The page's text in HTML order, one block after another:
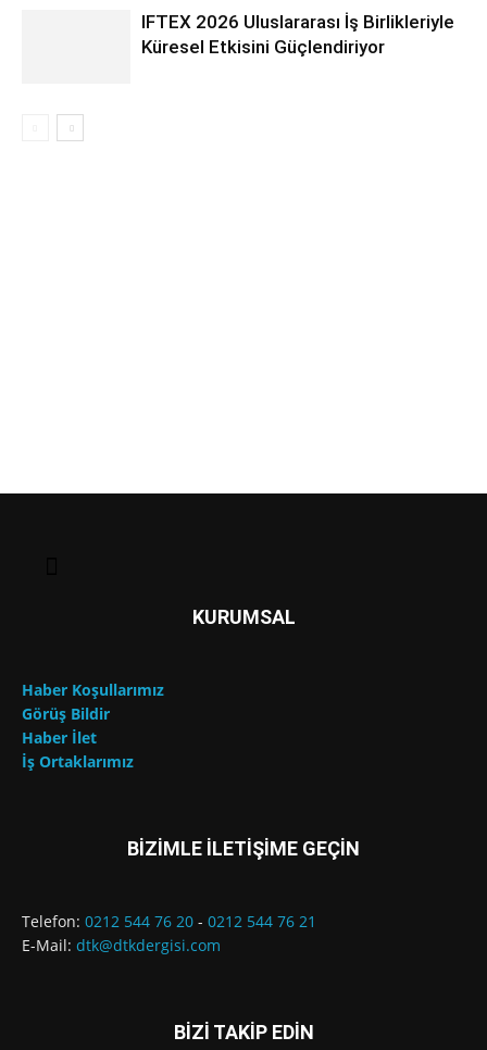
IFTEX 2026 Uluslararası İş Birlikleriyle
Küresel Etkisini Güçlendiriyor
KURUMSAL
Haber Koşullarımız
Görüş Bildir
Haber İlet
İş Ortaklarımız
BİZİMLE İLETİŞİME GEÇİN
Telefon: 0212 544 76 20 - 0212 544 76 21
E-Mail: dtk@dtkdergisi.com
BİZİ TAKİP EDİN